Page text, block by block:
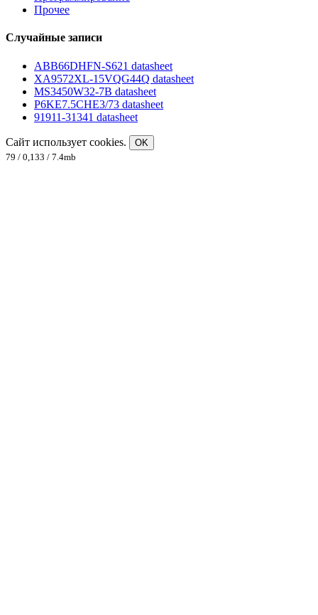
Прочее
Случайные записи
ABB66DHFN-S621 datasheet
XA9572XL-15VQG44Q datasheet
MS3450W32-7B datasheet
P6KE7.5CHE3/73 datasheet
91911-31341 datasheet
Сайт использует cookies.
OK
79 / 0,133 / 7.4mb